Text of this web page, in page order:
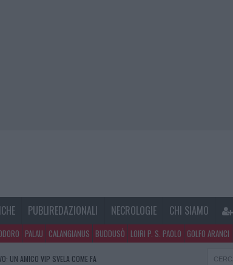
PUBLIREDAZIONALI NECROLOGIE CHI SIAMO
PALAU CALANGIANUS BUDDUSÒ LOIRI P. S. PAOLO GOLFO ARANCI
UN AMICO VIP SVELA COME FA